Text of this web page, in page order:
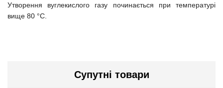
Утворення вуглекислого газу починається при температурі
вище 80 °C.
Супутні товари